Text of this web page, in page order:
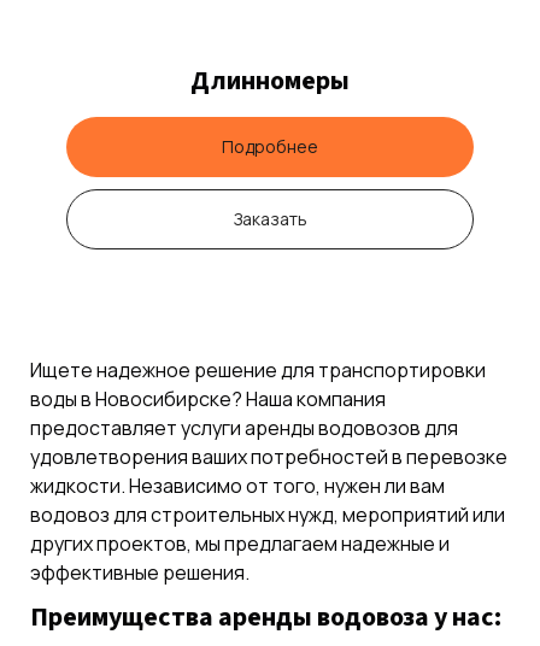
Длинномеры
Подробнее
Заказать
Ищете надежное решение для транспортировки
воды в Новосибирске? Наша компания
предоставляет услуги аренды водовозов для
удовлетворения ваших потребностей в перевозке
жидкости. Независимо от того, нужен ли вам
водовоз для строительных нужд, мероприятий или
других проектов, мы предлагаем надежные и
эффективные решения.
Преимущества аренды водовоза у нас: